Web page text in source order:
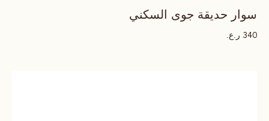
سوار حديقة جوى السكني
340 ر.ع.